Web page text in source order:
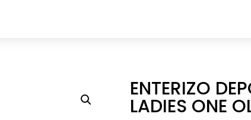
ENTERIZO
LADIES ONE